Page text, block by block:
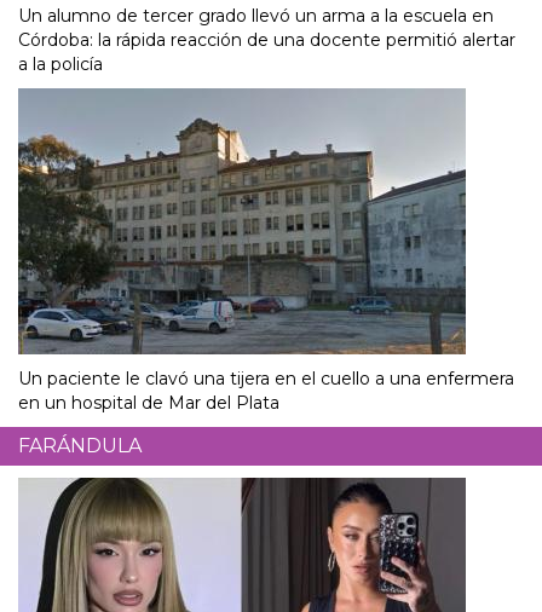
Un alumno de tercer grado llevó un arma a la escuela en
Córdoba: la rápida reacción de una docente permitió alertar
a la policía
Un paciente le clavó una tijera en el cuello a una enfermera
en un hospital de Mar del Plata
FARÁNDULA